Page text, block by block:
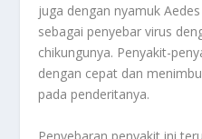
juga dengan nyamuk
sebagai penyebar virus
chikungunya. Penyakit-
dengan cepat dan
pada penderitanya.